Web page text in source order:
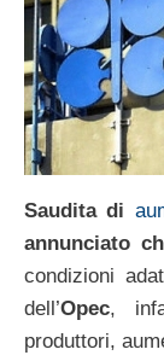
Saudita di
annunciato
condizioni
dell’Opec,
produttori,